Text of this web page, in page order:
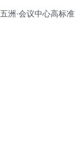
五洲·会议中心高标